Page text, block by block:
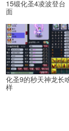
15锻化圣4凌波登台
面
化圣9的秒天神龙长
样